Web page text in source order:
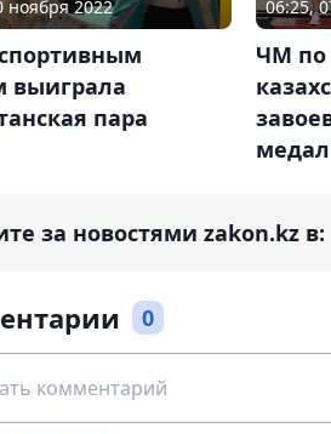
ноября 2022
выиграла
пара
06:25,
ЧМ по
за новостями zakon.kz в:
0